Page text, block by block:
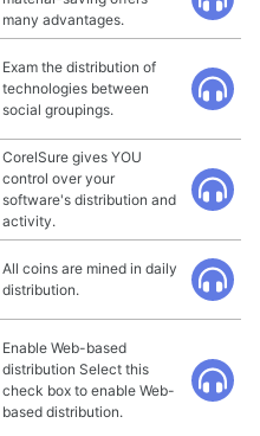
many advantages.
Exam the distribution of
technologies between
social groupings.
CorelSure gives YOU
control over your
software's distribution and
activity.
All coins are mined in daily
distribution.
Enable Web-based
distribution Select this
check box to enable Web-
based distribution.